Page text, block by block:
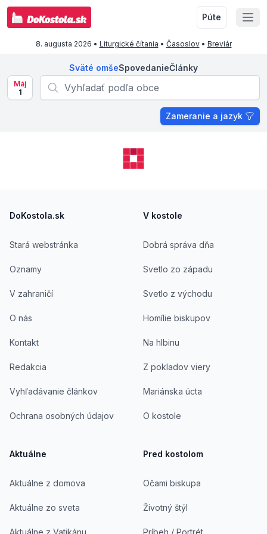
Púte
8. augusta 2026 • Liturgické čítania • Časoslov• Breviár
Sväté omšeSpovedanieČlánky
Máj
1
Zameranie a jazyk
DoKostola.sk
Stará webstránka
Oznamy
V zahraničí
O nás
Kontakt
Redakcia
Vyhľadávanie článkov
Ochrana osobných údajov
Aktuálne
Aktuálne z domova
Aktuálne zo sveta
Aktuálne z Vatikánu
V kostole
Dobrá správa dňa
Svetlo zo západu
Svetlo z východu
Homílie biskupov
Na hlbinu
Z pokladov viery
Mariánska úcta
O kostole
Pred kostolom
Očami biskupa
Životný štýl
Príbeh / Portrét